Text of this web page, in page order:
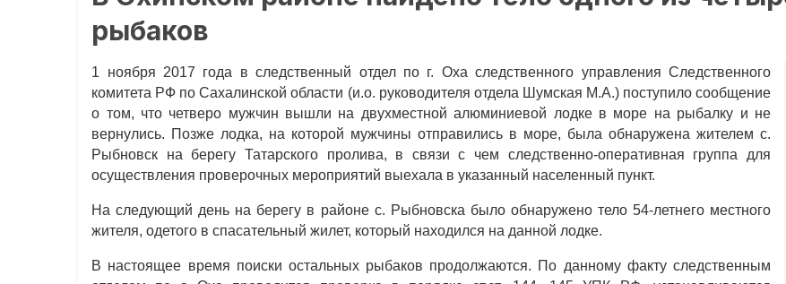
рыбаков
1 ноября 2017 года в следственный отдел по г. Оха следственного управления Следственного
комитета РФ по Сахалинской области (и.о. руководителя отдела Шумская М.А.) поступило сообщение
о том, что четверо мужчин вышли на двухместной алюминиевой лодке в море на рыбалку и не
вернулись. Позже лодка, на которой мужчины отправились в море, была обнаружена жителем с.
Рыбновск на берегу Татарского пролива, в связи с чем следственно-оперативная группа для
осуществления проверочных мероприятий выехала в указанный населенный пункт.
На следующий день на берегу в районе с. Рыбновска было обнаружено тело 54-летнего местного
жителя, одетого в спасательный жилет, который находился на данной лодке.
В настоящее время поиски остальных рыбаков продолжаются. По данному факту следственным